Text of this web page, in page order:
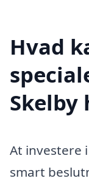
Hvad
Skelby
At investere
smart